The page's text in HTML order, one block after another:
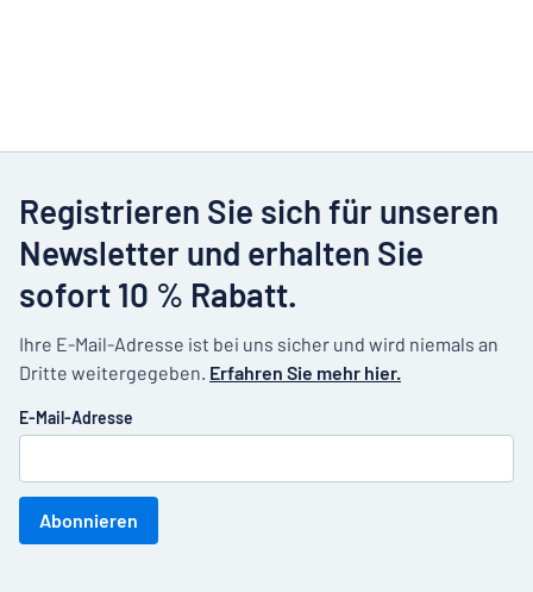
Registrieren Sie sich für unseren
Newsletter und erhalten Sie
sofort 10 % Rabatt.
Ihre E-Mail-Adresse ist bei uns sicher und wird niemals an
Dritte weitergegeben. Erfahren Sie mehr hier.
E-Mail-Adresse
Abonnieren